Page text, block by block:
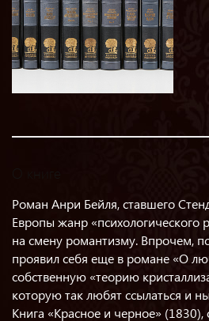
Роман Анри Бейля, ставшего
Европы жанр
на смену романтизму. Впрочем,
проявил себя еще в романе «О
собственную «теорию
которую так любят ссылаться и
Книга «Красное и черное»